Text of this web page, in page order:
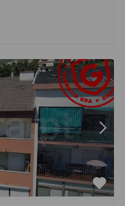
Canhoso - 1497806 -